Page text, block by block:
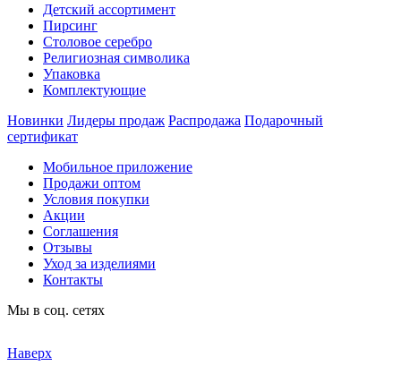
Детский ассортимент
Пирсинг
Столовое серебро
Религиозная символика
Упаковка
Комплектующие
Новинки Лидеры продаж Распродажа Подарочный
сертификат
Мобильное приложение
Продажи оптом
Условия покупки
Акции
Соглашения
Отзывы
Уход за изделиями
Контакты
Мы в соц. сетях
Наверх